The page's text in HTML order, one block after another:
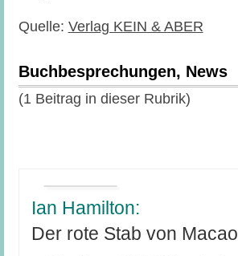
Quelle: Verlag KEIN & ABER
Buchbesprechungen, News
(1 Beitrag in dieser Rubrik)
Ian Hamilton:
Der rote Stab von Macao